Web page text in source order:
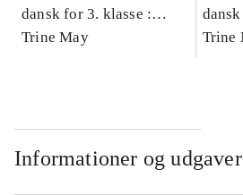
dansk for 3. klasse :
grundbog -- Arbejdsbog.
Trine May Trine
Informationer og udgaver